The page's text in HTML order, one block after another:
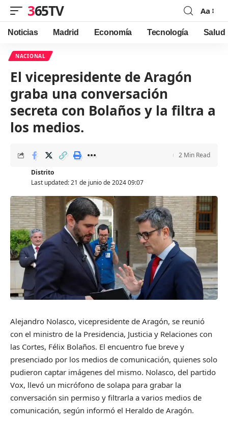
365TV
Font
Resizer
Aa
Noticias Madrid Economía Tecnología Salud
NACIONAL
El vicepresidente de Aragón
graba una conversación
secreta con Bolaños y la filtra a
los medios.
Last updated: 21 de junio de 2024 09:07
Distrito
2 Min Read
Alejandro Nolasco, vicepresidente de Aragón, se reunió
con el ministro de la Presidencia, Justicia y Relaciones con
las Cortes, Félix Bolaños. El encuentro fue breve y
presenciado por los medios de comunicación, quienes solo
pudieron captar imágenes del mismo. Nolasco, del partido
Vox, llevó un micrófono de solapa para grabar la
conversación sin permiso y filtrarla a varios medios de
comunicación, según informó el Heraldo de Aragón.